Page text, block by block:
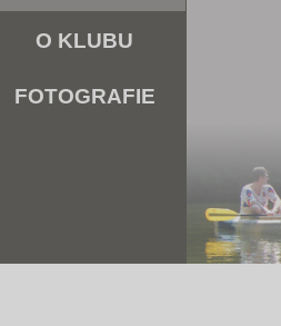
O KLUBU
FOTOGRAFIE